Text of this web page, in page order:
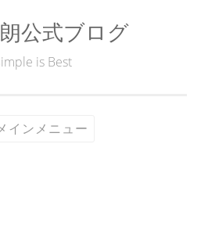
公式ブログ
is Best
インメニュー